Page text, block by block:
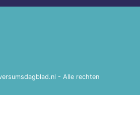
- Alle rechten